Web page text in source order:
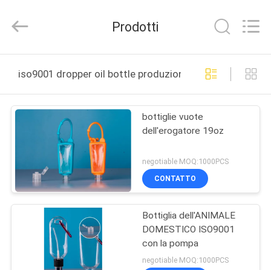
PRODOTTI
NOI
GIRO
DELLA
FABBRICA
GAMO
INDUSTRY
Rights
Prodotti
iso9001 dropper oil bottle produzione online
bottiglie vuote
dell'erogatore 19oz
negotiable MOQ:1000PCS
CONTATTO
Bottiglia dell'ANIMALE
DOMESTICO ISO9001
con la pompa
negotiable MOQ:1000PCS